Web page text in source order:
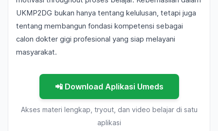
UKMP2DG bukan hanya tentang kelulusan, tetapi juga
tentang membangun fondasi kompetensi sebagai
calon dokter gigi profesional yang siap melayani
masyarakat.
📲 Download Aplikasi Umeds
Akses materi lengkap, tryout, dan video belajar di satu
aplikasi